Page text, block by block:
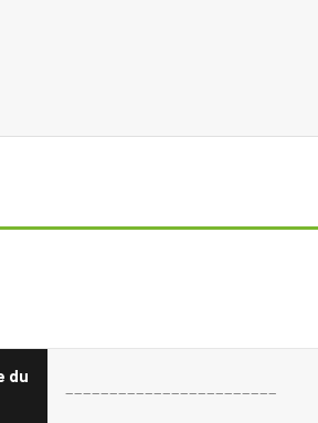
du